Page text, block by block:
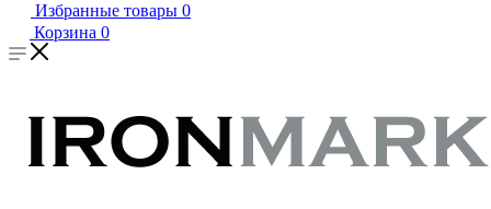
Избранные товары 0
Корзина 0